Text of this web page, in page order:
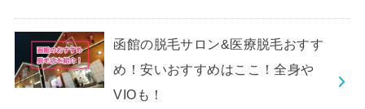
函館の脱毛サロン&医療脱毛おすす
め！安いおすすめはここ！全身や
VIOも！